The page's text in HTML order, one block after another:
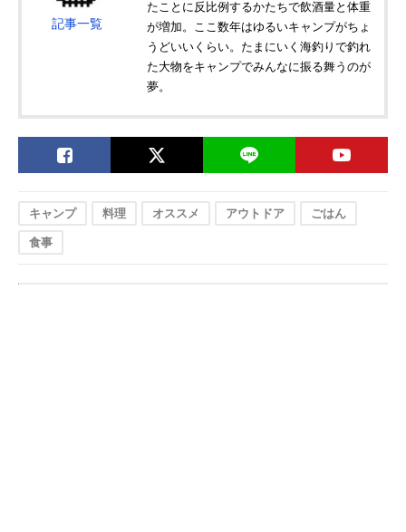
記事一覧
たことに反比例するかたちで飲酒量と体重
が増加。ここ数年はゆるいキャンプがちょ
うどいいくらい。たまにいく海釣りで釣れ
た大物をキャンプでみんなに振る舞うのが
夢。
キャンプ 料理 オススメ アウトドア ごはん
食事